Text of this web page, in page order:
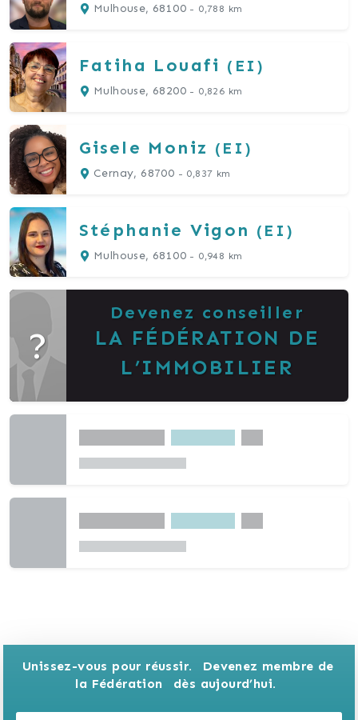
Mulhouse, 68100 - 0,788 km
Fatiha Louafi (EI)
Mulhouse, 68200 - 0,826 km
Gisele Moniz (EI)
Cernay, 68700 - 0,837 km
Stéphanie Vigon (EI)
Mulhouse, 68100 - 0,948 km
?
Devenez conseiller
LA FÉDÉRATION DE
L’IMMOBILIER
Unissez-vous pour réussir.
Devenez membre de
la Fédération
dès aujourd’hui.